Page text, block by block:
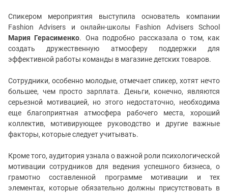
Спикером мероприятия выступила основатель компании
Fashion Advisers и онлайн-школы Fashion Advisers School
Мария Герасименко. Она подробно рассказала о том, как
создать дружественную атмосферу поддержки для
эффективной работы команды в магазине детских товаров.
Сотрудники, особенно молодые, отмечает спикер, хотят нечто
большее, чем просто зарплата. Деньги, конечно, являются
серьезной мотивацией, но этого недостаточно, необходима
еще благоприятная атмосфера рабочего места, хороший
коллектив, мотивирующее руководство и другие важные
факторы, которые следует учитывать.
Кроме того, аудитория узнала о важной роли психологической
мотивации сотрудников для ведения успешного бизнеса, о
грамотно составленной программе мотивации и тех
элементах, которые обязательно должны присутствовать в